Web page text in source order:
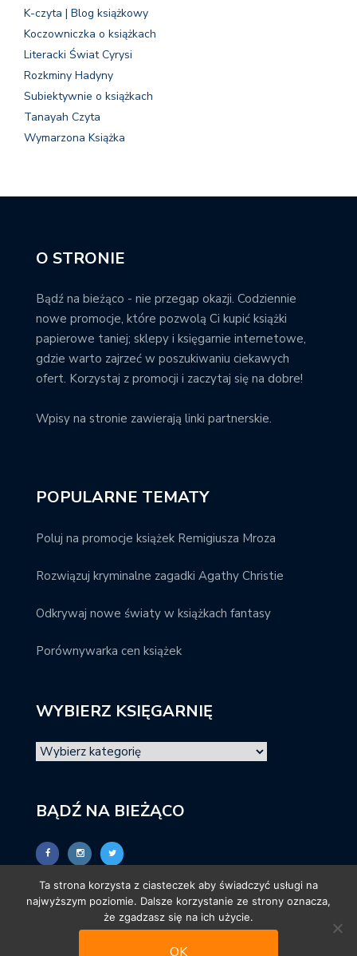
K-czyta | Blog książkowy
Koczowniczka o książkach
Literacki Świat Cyrysi
Rozkminy Hadyny
Subiektywnie o książkach
Tanayah Czyta
Wymarzona Książka
O STRONIE
Bądź na bieżąco - nie przegap okazji. Codziennie
nowe promocje, które pozwolą Ci kupić książki
papierowe taniej; sklepy i księgarnie internetowe,
gdzie warto zajrzeć w poszukiwaniu ciekawych
ofert. Korzystaj z promocji i zaczytaj się na dobre!
Wpisy na stronie zawierają linki partnerskie.
POPULARNE TEMATY
Poluj na promocje książek Remigiusza Mroza
Rozwiązuj kryminalne zagadki Agathy Christie
Odkrywaj nowe światy w książkach fantasy
Porównywarka cen książek
WYBIERZ KSIĘGARNIĘ
BĄDŹ NA BIEŻĄCO
Ta strona korzysta z ciasteczek aby świadczyć usługi na
najwyższym poziomie. Dalsze korzystanie ze strony oznacza,
że zgadzasz się na ich użycie.
OK